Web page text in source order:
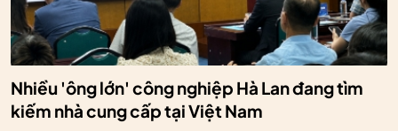
Nhiều 'ông lớn' công nghiệp Hà Lan đang tìm
kiếm nhà cung cấp tại Việt Nam